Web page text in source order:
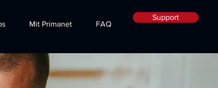
Mit Primanet FAQ
Support